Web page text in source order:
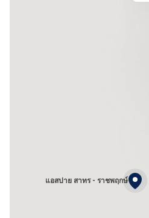
แอสปาย สาทร - ราชพฤกษ์